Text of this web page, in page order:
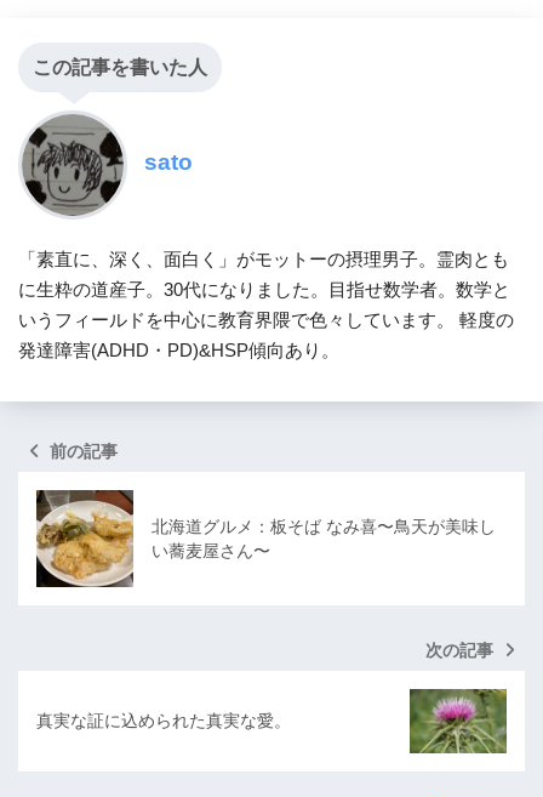
この記事を書いた人
sato
「素直に、深く、面白く」がモットーの摂理男子。霊肉とも
に生粋の道産子。30代になりました。目指せ数学者。数学と
いうフィールドを中心に教育界隈で色々しています。 軽度の
発達障害(ADHD・PD)&HSP傾向あり。
前の記事
北海道グルメ：板そば なみ喜〜鳥天が美味し
い蕎麦屋さん〜
次の記事
真実な証に込められた真実な愛。